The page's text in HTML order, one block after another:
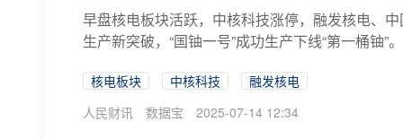
早盘核电板块活跃，中核科技涨停，融发核电、
生产新突破，“国铀一号”成功生产下线“第一桶铀
核电板块 中核科技
融发核电
人民财讯
数据宝 2025-07-14 12:34